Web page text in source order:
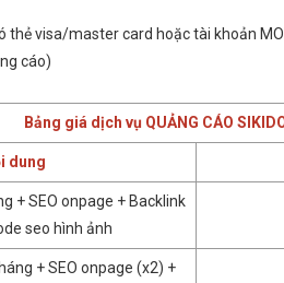
thẻ visa/master card hoặc tài khoản
cáo)
Bảng giá dịch vụ QUẢNG CÁO
dung
+ SEO onpage + Backlink
seo hình ảnh
+ SEO onpage (x2) +